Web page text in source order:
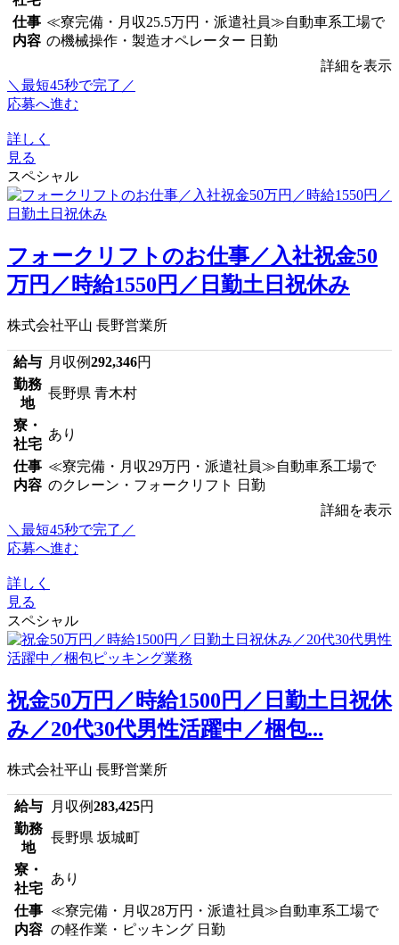
仕事
内容
≪寮完備・月収25.5万円・派遣社員≫自動車系工場で
の機械操作・製造オペレーター 日勤
詳細を表示
＼最短45秒で完了／
応募へ進む
詳しく
見る
スペシャル
フォークリフトのお仕事／入社祝金50
万円／時給1550円／日勤土日祝休み
株式会社平山 長野営業所
給与 月収例292,346円
勤務
地
長野県 青木村
寮・
社宅
あり
仕事
内容
≪寮完備・月収29万円・派遣社員≫自動車系工場で
のクレーン・フォークリフト 日勤
詳細を表示
＼最短45秒で完了／
応募へ進む
詳しく
見る
スペシャル
祝金50万円／時給1500円／日勤土日祝休
み／20代30代男性活躍中／梱包...
株式会社平山 長野営業所
給与 月収例283,425円
勤務
地
長野県 坂城町
寮・
社宅
あり
仕事
内容
≪寮完備・月収28万円・派遣社員≫自動車系工場で
の軽作業・ピッキング 日勤